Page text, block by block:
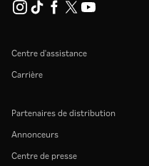
Centre d'assistance
Carrière
Partenaires de distribution
Annonceurs
Centre de presse